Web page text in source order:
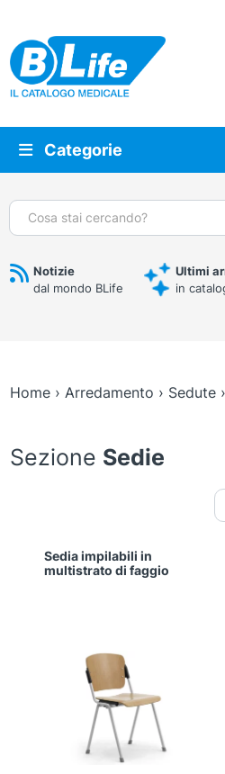
Vai al contenuto principale
Categorie
Cerca:
Notizie
dal mondo BLife
Ultimi
in
Home› Arredamento › Sedute›
Sezione Sedie
Sedia impilabili in
multistrato di faggio